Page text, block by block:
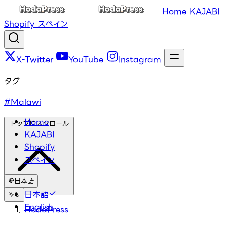
Home KAJABI
Shopify スペイン
X-Twitter YouTube Instagram
Home
KAJABI
Shopify
スペイン
日本語
日本語
English
タグ
#Malawi
トップにスクロール
HodaPress